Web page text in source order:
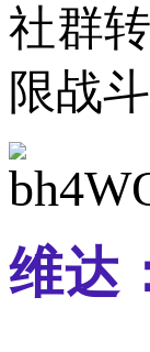
社群
限战斗
维达